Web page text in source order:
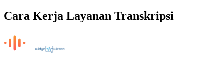
Cara Kerja Layanan Transkripsi